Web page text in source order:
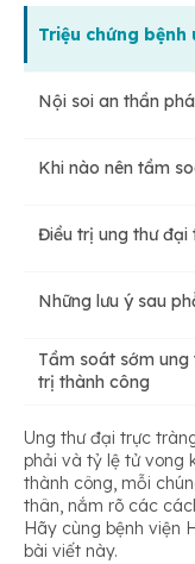
Triệu chứng
Nội soi an thần
Khi nào nên tầm
Điều trị ung thư đại
Hóa trị, miễn dịch
Xạ trị
Phẫu thuật
Điều trị khác
Những lưu ý sau
Tầm soát sớm
trị thành công
Gói tầm soát
Ung thư đại trực
phải và tỷ lệ tử vong
thành công, mỗi
thân, nắm rõ các
Hãy cùng bệnh viện
bài viết này.